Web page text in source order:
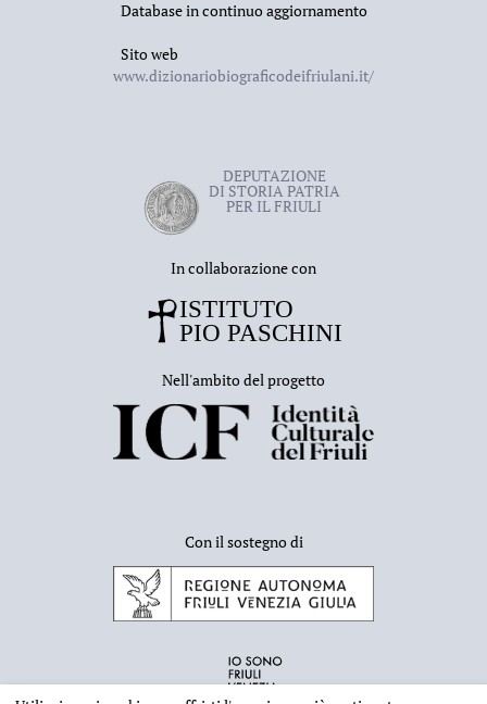
Database in continuo aggiornamento
Sito web
www.dizionariobiograficodeifriulani.it/
DEPUTAZIONE
DI STORIA PATRIA
PER IL FRIULI
In collaborazione con
Nell'ambito del progetto
Con il sostegno di